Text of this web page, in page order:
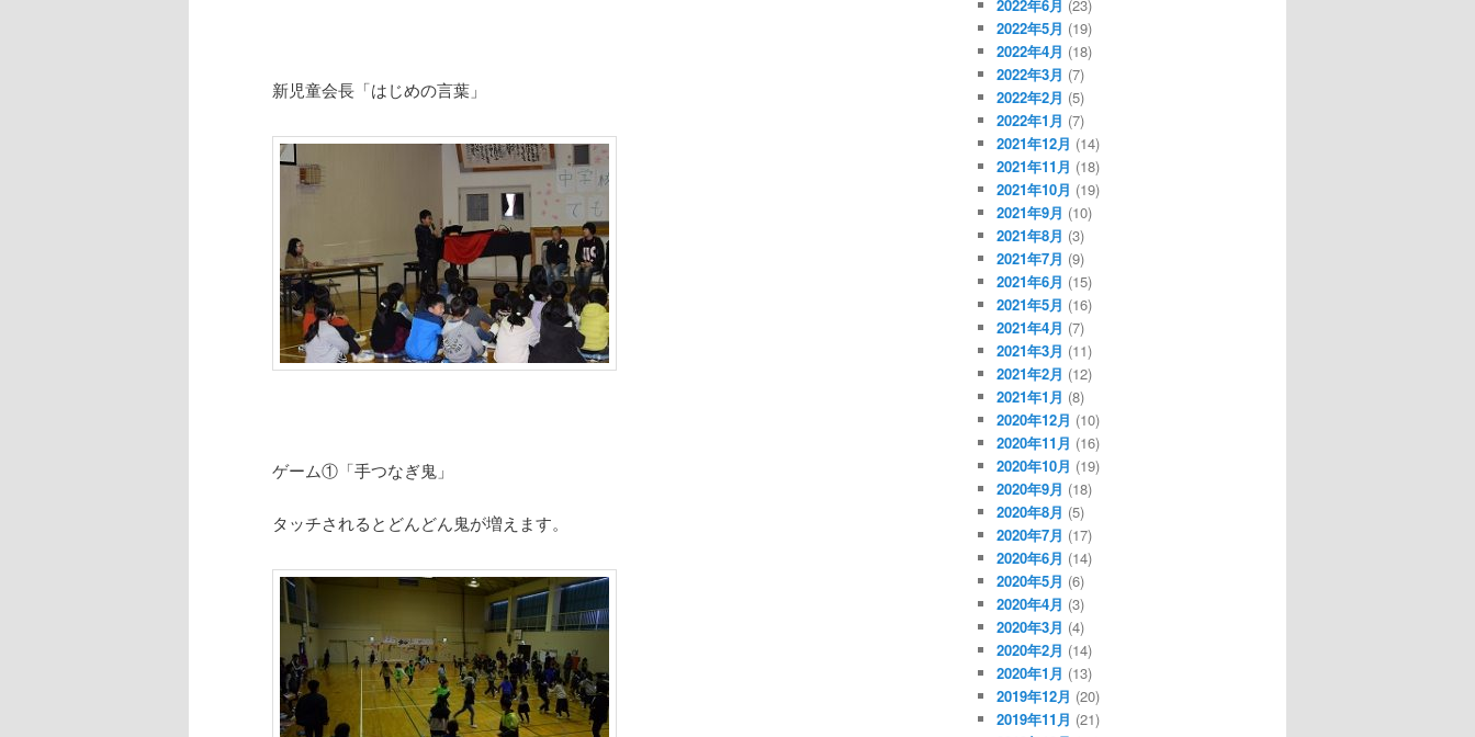
新児童会長「はじめの言葉」
ゲーム①「手つなぎ鬼」
タッチされるとどんどん鬼が増えます。
2022年6月 (23)
2022年5月 (19)
2022年4月 (18)
2022年3月 (7)
2022年2月 (5)
2022年1月 (7)
2021年12月 (14)
2021年11月 (18)
2021年10月 (19)
2021年9月 (10)
2021年8月 (3)
2021年7月 (9)
2021年6月 (15)
2021年5月 (16)
2021年4月 (7)
2021年3月 (11)
2021年2月 (12)
2021年1月 (8)
2020年12月 (10)
2020年11月 (16)
2020年10月 (19)
2020年9月 (18)
2020年8月 (5)
2020年7月 (17)
2020年6月 (14)
2020年5月 (6)
2020年4月 (3)
2020年3月 (4)
2020年2月 (14)
2020年1月 (13)
2019年12月 (20)
2019年11月 (21)